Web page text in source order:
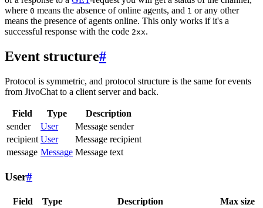
where 0 means the absence of online agents, and 1 or any other
means the presence of agents online. This only works if it's a
successful response with the code 2xx.
Event structure#
Protocol is symmetric, and protocol structure is the same for events
from JivoChat to a client server and back.
Field Type
Description
sender
User
Message sender
recipient User
Message recipient
message Message Message text
User#
Field Type Description Max size